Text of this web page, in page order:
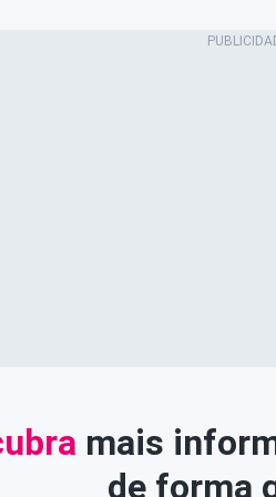
mais
de forma